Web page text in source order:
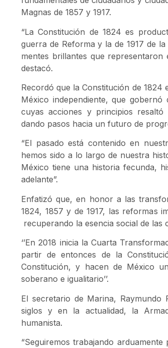
Magnas de 1857 y 1917.
“La Constitución de 1824 es
guerra de Reforma y la de 1917 de
mentes brillantes que
destacó.
Recordó que la Constitución de 1824
México independiente, que
cuyas acciones y principios
dando pasos hacia un futuro de
“El pasado está contenido en
hemos sido a lo largo de nuestra
México tiene una historia fecunda,
adelante”.
Enfatizó que, en honor a las
1824, 1857 y de 1917, las reformas
recuperando la esencia social de las
‘’En 2018 inicia la Cuarta
partir de entonces de la
Constitución, y hacen de México
soberano e igualitario’’.
El secretario de Marina, Raymundo
siglos y en la actualidad, la
humanista.
“Seguiremos trabajando